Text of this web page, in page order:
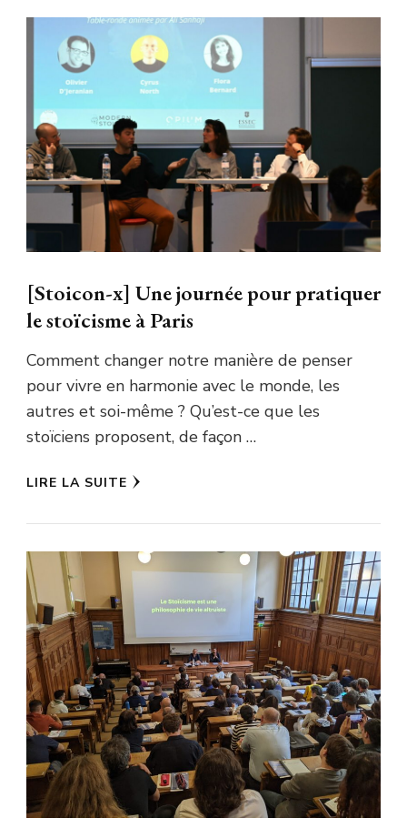
[Stoicon-x] Une journée pour pratiquer
le stoïcisme à Paris
Comment changer notre manière de penser
pour vivre en harmonie avec le monde, les
autres et soi-même ? Qu’est-ce que les
stoïciens proposent, de façon …
LIRE LA SUITE